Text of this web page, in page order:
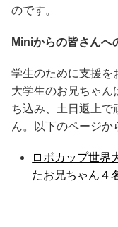
のです。
Miniからの皆さんへ
学生のために支援を
大学生のお兄ちゃん
ち込み、土日返上で
ん。以下のページか
ロボカップ世界
たお兄ちゃん４